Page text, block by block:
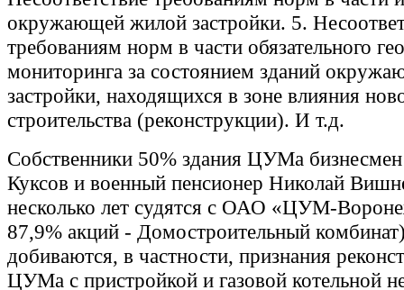
окружающей жилой застройки. 5.
требованиям норм в части обязательного
мониторинга за состоянием зданий
застройки, находящихся в зоне влияния
строительства (реконструкции). И т.д.
Собственники 50% здания ЦУМа
Куксов и военный пенсионер Николай
несколько лет судятся с ОАО «ЦУМ-
87,9% акций - Домостроительный
добиваются, в частности, признания
ЦУМа с пристройкой и газовой котельной